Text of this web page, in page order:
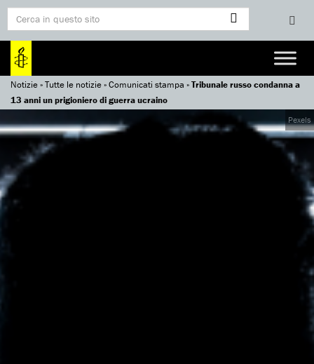
Notizie»Tutte le notizie»Comunicati stampa »Tribunale russo condanna a
13 anni un prigioniero di guerra ucraino
Pexels